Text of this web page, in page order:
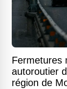
Fermetures
autoroutier
région de